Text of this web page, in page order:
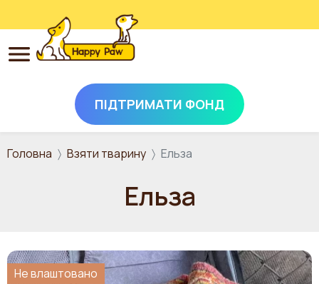
Перейти до основного вмісту
ПІДТРИМАТИ ФОНД
Головна Взяти тварину Ельза
Ельза
Не влаштовано